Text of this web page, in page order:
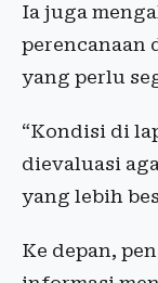
Ia juga
perencanaan
yang perlu
“Kondisi di
dievaluasi
yang lebih
Ke depan,